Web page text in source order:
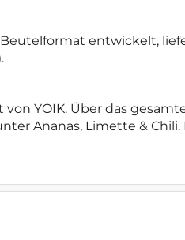
entwickelt,
von YOIK. Über das
Ananas, Limette &